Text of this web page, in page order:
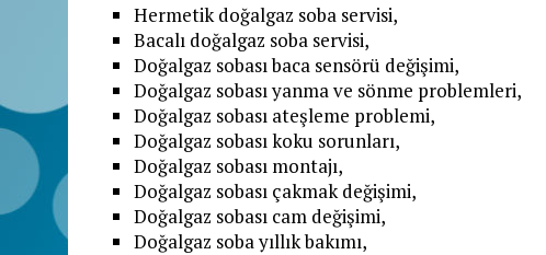
Hermetik doğalgaz soba servisi,
Bacalı doğalgaz soba servisi,
Doğalgaz sobası baca sensörü değişimi,
Doğalgaz sobası yanma ve sönme problemleri,
Doğalgaz sobası ateşleme problemi,
Doğalgaz sobası koku sorunları,
Doğalgaz sobası montajı,
Doğalgaz sobası çakmak değişimi,
Doğalgaz sobası cam değişimi,
Doğalgaz soba yıllık bakımı,